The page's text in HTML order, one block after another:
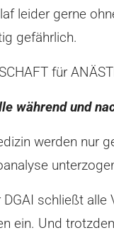
leider gerne
gefährlich.
für
während und
werden nur
schließt
ein. Und